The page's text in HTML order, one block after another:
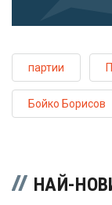
партии
Бойко Борисов
НАЙ-